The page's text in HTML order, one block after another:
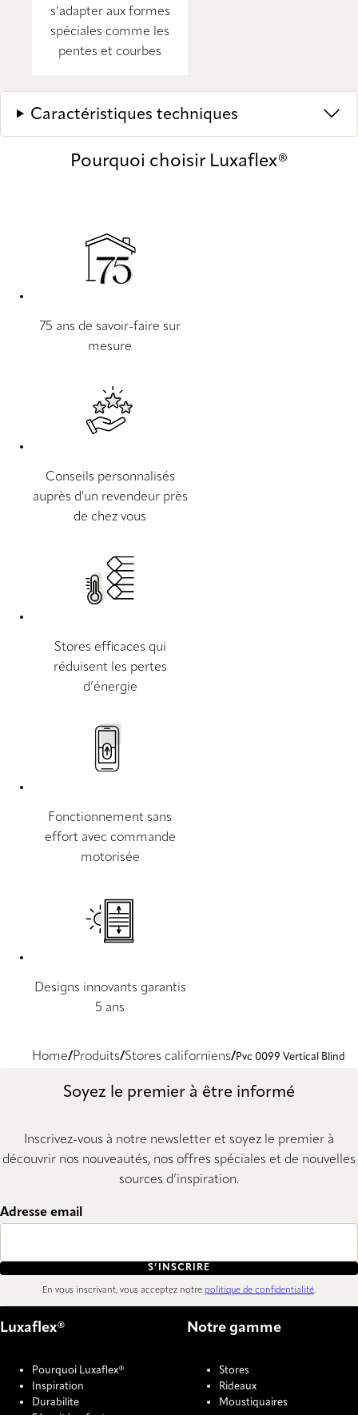
s’adapter aux formes
spéciales comme les
pentes et courbes
Caractéristiques techniques
Pourquoi choisir Luxaflex®
75 ans de savoir-faire sur
mesure
Conseils personnalisés
auprès d'un revendeur près
de chez vous
Stores efficaces qui
réduisent les pertes
d’énergie
Fonctionnement sans
effort avec commande
motorisée
Designs innovants garantis
5 ans
Home Produits Stores californiens Pvc 0099 Vertical Blind
Soyez le premier à être informé
Inscrivez-vous à notre newsletter et soyez le premier à
découvrir nos nouveautés, nos offres spéciales et de nouvelles
sources d’inspiration.
Adresse email
S’INSCRIRE
En vous inscrivant, vous acceptez notre politique de confidentialité.
Luxaflex®
Pourquoi Luxaflex®
Inspiration
Durabilite
Notre gamme
Stores
Rideaux
Moustiquaires